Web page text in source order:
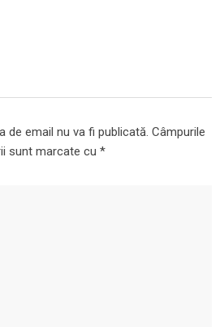
de email nu va fi publicată. Câmpurile
sunt marcate cu *